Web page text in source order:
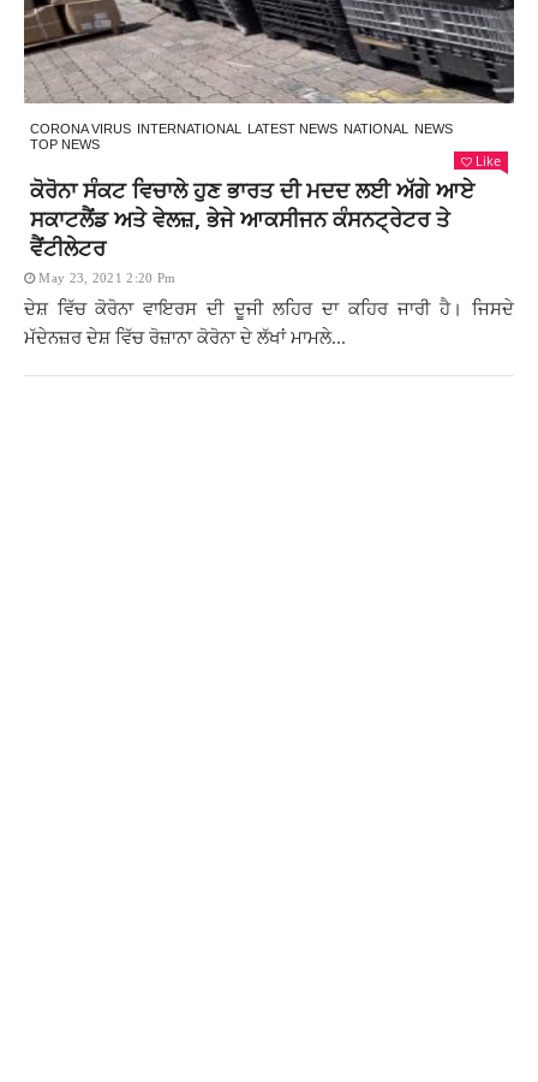
CORONA VIRUS INTERNATIONAL LATEST NEWS NATIONAL
NEWS
TOP NEWS
Like
ਕੋਰੋਨਾ ਸੰਕਟ ਵਿਚਾਲੇ ਹੁਣ ਭਾਰਤ ਦੀ ਮਦਦ ਲਈ ਅੱਗੇ ਆਏ
ਸਕਾਟਲੈਂਡ ਅਤੇ ਵੇਲਜ਼, ਭੇਜੇ ਆਕਸੀਜਨ ਕੰਸਨਟ੍ਰੇਟਰ ਤੇ
ਵੈਂਟੀਲੇਟਰ
May 23, 2021 2:20 Pm
ਦੇਸ਼ ਵਿੱਚ ਕੋਰੋਨਾ ਵਾਇਰਸ ਦੀ ਦੂਜੀ ਲਹਿਰ ਦਾ ਕਹਿਰ ਜਾਰੀ ਹੈ। ਜਿਸਦੇ
ਮੱਦੇਨਜ਼ਰ ਦੇਸ਼ ਵਿੱਚ ਰੋਜ਼ਾਨਾ ਕੋਰੋਨਾ ਦੇ ਲੱਖਾਂ ਮਾਮਲੇ...